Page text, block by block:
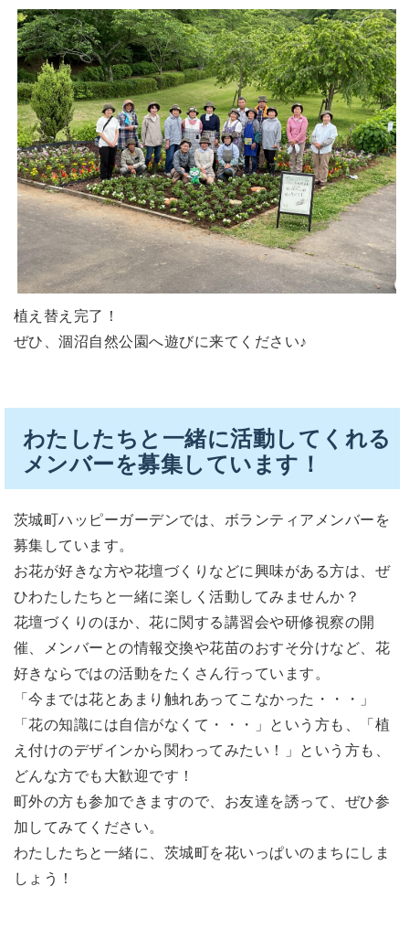
植え替え完了！
ぜひ、涸沼自然公園へ遊びに来てください♪
わたしたちと一緒に活動してくれる
メンバーを募集しています！
茨城町ハッピーガーデンでは、ボランティアメンバーを
募集しています。
お花が好きな方や花壇づくりなどに興味がある方は、ぜ
ひわたしたちと一緒に楽しく活動してみませんか？
花壇づくりのほか、花に関する講習会や研修視察の開
催、メンバーとの情報交換や花苗のおすそ分けなど、花
好きならではの活動をたくさん行っています。
「今までは花とあまり触れあってこなかった・・・」
「花の知識には自信がなくて・・・」という方も、「植
え付けのデザインから関わってみたい！」という方も、
どんな方でも大歓迎です！
町外の方も参加できますので、お友達を誘って、ぜひ参
加してみてください。
わたしたちと一緒に、茨城町を花いっぱいのまちにしま
しょう！